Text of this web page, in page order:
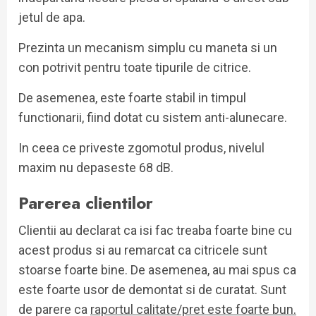
jetul de apa.
Prezinta un mecanism simplu cu maneta si un
con potrivit pentru toate tipurile de citrice.
De asemenea, este foarte stabil in timpul
functionarii, fiind dotat cu sistem anti-alunecare.
In ceea ce priveste zgomotul produs, nivelul
maxim nu depaseste 68 dB.
Parerea clientilor
Clientii au declarat ca isi fac treaba foarte bine cu
acest produs si au remarcat ca citricele sunt
stoarse foarte bine. De asemenea, au mai spus ca
este foarte usor de demontat si de curatat. Sunt
de parere ca raportul calitate/pret este foarte bun.